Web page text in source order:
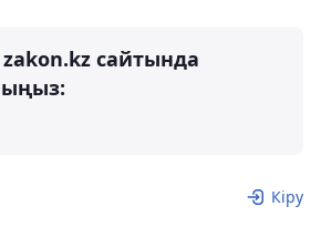
сайтында
Кіру